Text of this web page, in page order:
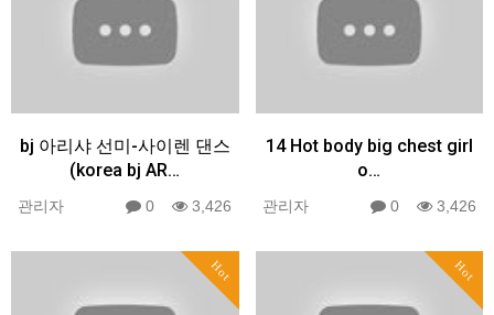
bj 아리샤 선미-사이렌 댄스
(korea bj AR…
관리자 0 3,426
14 Hot body big chest girl
o…
관리자 0 3,426
Hot Hot